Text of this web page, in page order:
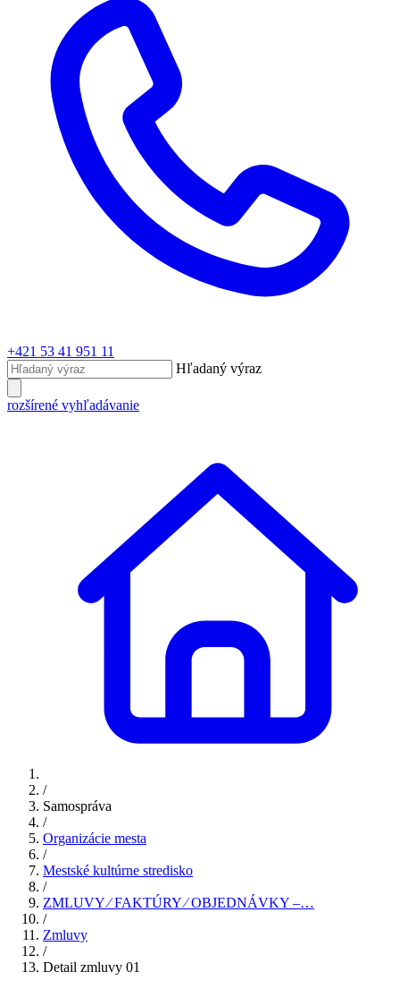
+421 53 41 951 11
Hľadaný výraz
rozšírené vyhľadávanie
/
Samospráva
/
Organizácie mesta
/
Mestské kultúrne stredisko
/
ZMLUVY ⁄ FAKTÚRY ⁄ OBJEDNÁVKY –…
/
Zmluvy
/
Detail zmluvy 01